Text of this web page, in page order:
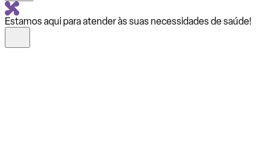
Estamos aqui para atender às suas necessidades de saúde!